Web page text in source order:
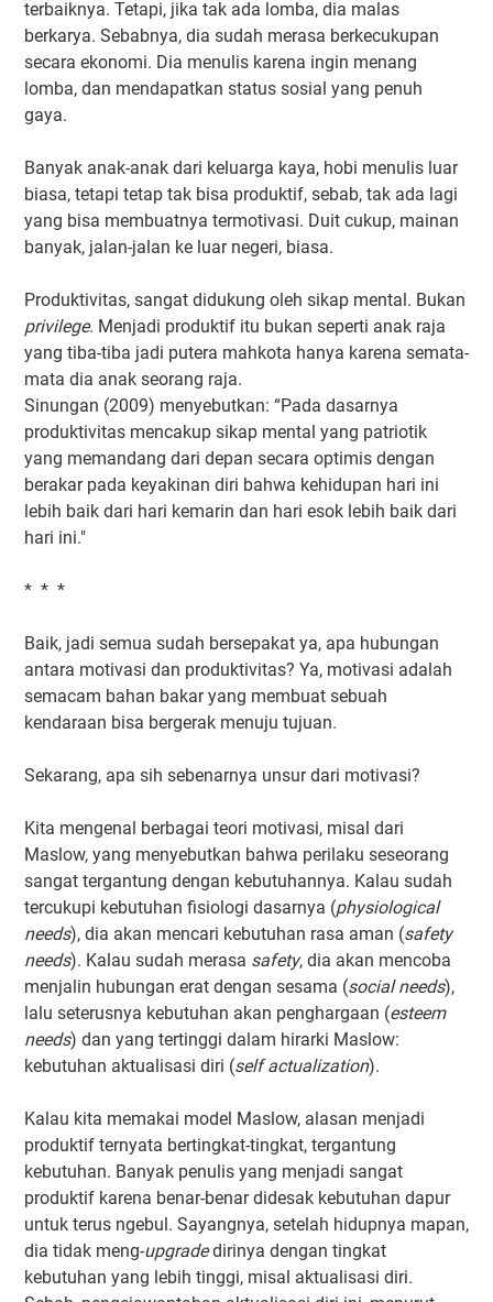
terbaiknya. Tetapi, jika tak ada lomba, dia malas
berkarya. Sebabnya, dia sudah merasa berkecukupan
secara ekonomi. Dia menulis karena ingin menang
lomba, dan mendapatkan status sosial yang penuh
gaya.
Banyak anak-anak dari keluarga kaya, hobi menulis luar
biasa, tetapi tetap tak bisa produktif, sebab, tak ada lagi
yang bisa membuatnya termotivasi. Duit cukup, mainan
banyak, jalan-jalan ke luar negeri, biasa.
Produktivitas, sangat didukung oleh sikap mental. Bukan
privilege. Menjadi produktif itu bukan seperti anak raja
yang tiba-tiba jadi putera mahkota hanya karena semata-
mata dia anak seorang raja.
Sinungan (2009) menyebutkan: “Pada dasarnya
produktivitas mencakup sikap mental yang patriotik
yang memandang dari depan secara optimis dengan
berakar pada keyakinan diri bahwa kehidupan hari ini
lebih baik dari hari kemarin dan hari esok lebih baik dari
hari ini."
* * *
Baik, jadi semua sudah bersepakat ya, apa hubungan
antara motivasi dan produktivitas? Ya, motivasi adalah
semacam bahan bakar yang membuat sebuah
kendaraan bisa bergerak menuju tujuan.
Sekarang, apa sih sebenarnya unsur dari motivasi?
Kita mengenal berbagai teori motivasi, misal dari
Maslow, yang menyebutkan bahwa perilaku seseorang
sangat tergantung dengan kebutuhannya. Kalau sudah
tercukupi kebutuhan fisiologi dasarnya (physiological
needs), dia akan mencari kebutuhan rasa aman (safety
needs). Kalau sudah merasa safety, dia akan mencoba
menjalin hubungan erat dengan sesama (social needs),
lalu seterusnya kebutuhan akan penghargaan (esteem
needs) dan yang tertinggi dalam hirarki Maslow:
kebutuhan aktualisasi diri (self actualization).
Kalau kita memakai model Maslow, alasan menjadi
produktif ternyata bertingkat-tingkat, tergantung
kebutuhan. Banyak penulis yang menjadi sangat
produktif karena benar-benar didesak kebutuhan dapur
untuk terus ngebul. Sayangnya, setelah hidupnya mapan,
dia tidak meng-upgradedirinya dengan tingkat
kebutuhan yang lebih tinggi, misal aktualisasi diri.